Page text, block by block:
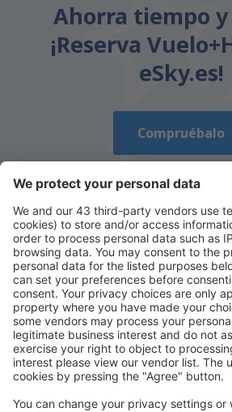
Ahorra tiempo
¡Reserva
eSky.es!
Compruébalo
Descarga nuestra app
cómodamente tus